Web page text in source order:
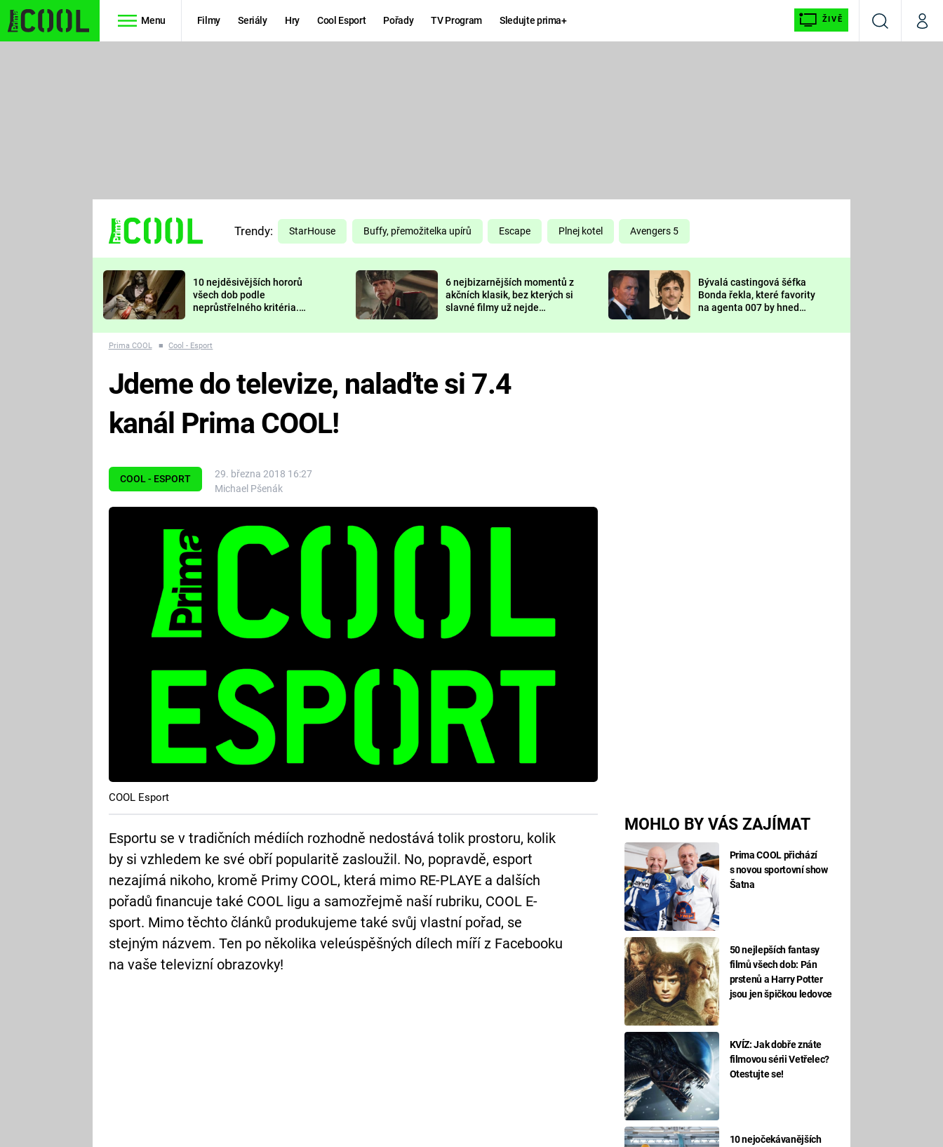
Menu Filmy Seriály Hry Cool Esport Pořady TV Program Sledujte prima+ ŽIVĚ
VyhledáváníMůj
TŘESKU
FUTURAMA
PREDÁTOR
DELIVERANCE
KOMEDIE
CHUCK
NORRIS
DEADPOOL
Prima LAJK
Sledujte nás
Trendy: StarHouse Buffy, přemožitelka upírů Escape Plnej kotel Avengers 5
10 nejděsivějších hororů
všech dob podle
neprůstřelného kritéria.
nejvíc zvednou tep?
6 nejbizarnějších momentů z
akčních klasik, bez kterých si
slavné filmy už nejde
Bývalá castingová šéfka
Bonda řekla, které favority
na agenta 007 by hned
Prima COOL ■ Cool - Esport
COOL - ESPORT
29. března 2018 16:27
Michael Pšenák
MOHLO BY VÁS ZAJÍMAT
Prima COOL přichází
s novou sportovní show
Šatna
50 nejlepších fantasy
filmů všech dob: Pán
prstenů a Harry Potter
jsou jen špičkou ledovce
KVÍZ: Jak dobře znáte
filmovou sérii Vetřelec?
Otestujte se!
10 nejočekávanějších
Jdeme do televize, nalaďte si 7.4
kanál Prima COOL!
COOL Esport
Esportu se v tradičních médiích rozhodně nedostává tolik prostoru, kolik
by si vzhledem ke své obří popularitě zasloužil. No, popravdě, esport
nezajímá nikoho, kromě Primy COOL, která mimo RE-PLAYE a dalších
pořadů financuje také COOL ligu a samozřejmě naší rubriku, COOL E-
sport. Mimo těchto článků produkujeme také svůj vlastní pořad, se
stejným názvem. Ten po několika veleúspěšných dílech míří z Facebooku
na vaše televizní obrazovky!